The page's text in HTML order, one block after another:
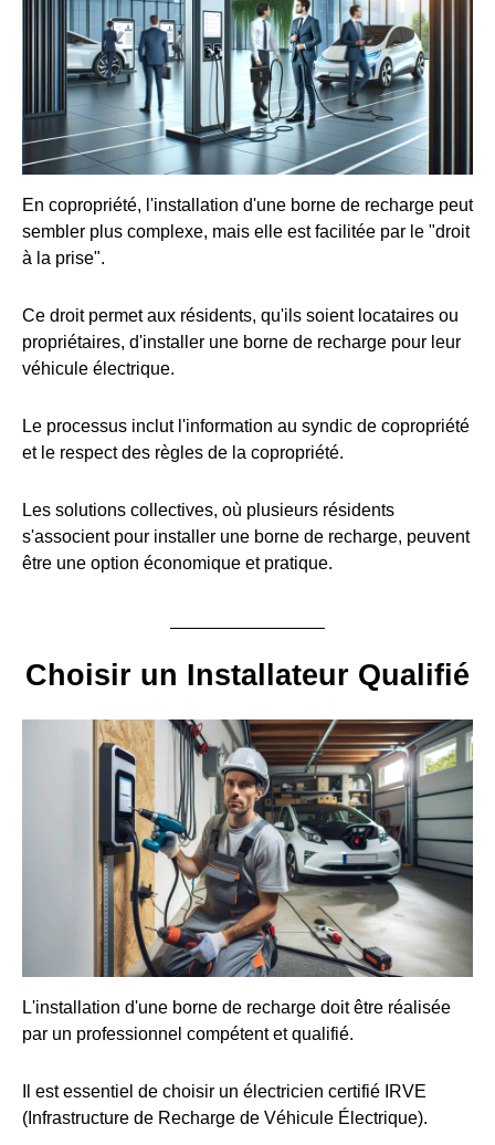
En copropriété, l'installation d'une borne de recharge peut
sembler plus complexe, mais elle est facilitée par le "droit
à la prise".
Ce droit permet aux résidents, qu'ils soient locataires ou
propriétaires, d'installer une borne de recharge pour leur
véhicule électrique.
Le processus inclut l'information au syndic de copropriété
et le respect des règles de la copropriété.
Les solutions collectives, où plusieurs résidents
s'associent pour installer une borne de recharge, peuvent
être une option économique et pratique.
Choisir un Installateur Qualifié
L'installation d'une borne de recharge doit être réalisée
par un professionnel compétent et qualifié.
Il est essentiel de choisir un électricien certifié IRVE
(Infrastructure de Recharge de Véhicule Électrique).